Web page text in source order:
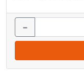
−